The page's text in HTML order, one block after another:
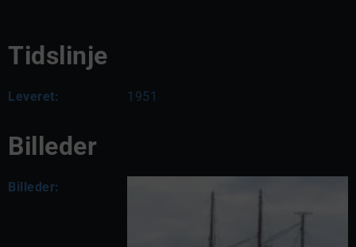
Tidslinje
Leveret: 1951
Billeder
Billeder: